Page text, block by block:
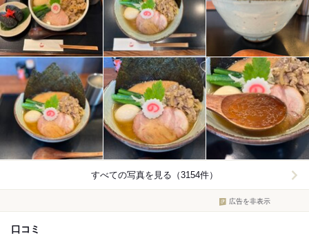
すべての写真を見る（3154件）
広告を非表示
口コミ